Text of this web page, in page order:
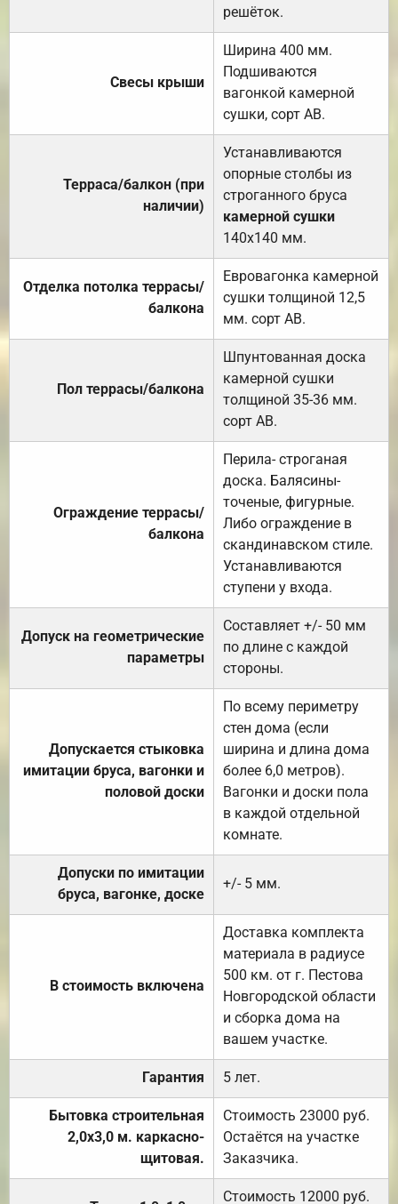
решёток.
Свесы крыши
Ширина 400 мм.
Подшиваются
вагонкой камерной
сушки, сорт АВ.
Терраса/балкон (при
наличии)
Устанавливаются
опорные столбы из
строганного бруса
камерной сушки
140х140 мм.
Отделка потолка террасы/
балкона
Евровагонка камерной
сушки толщиной 12,5
мм. сорт АВ.
Пол террасы/балкона
Шпунтованная доска
камерной сушки
толщиной 35-36 мм.
сорт АВ.
Ограждение террасы/
балкона
Перила- строганая
доска. Балясины-
точеные, фигурные.
Либо ограждение в
скандинавском стиле.
Устанавливаются
ступени у входа.
Допуск на геометрические
параметры
Составляет +/- 50 мм
по длине с каждой
стороны.
Допускается стыковка
имитации бруса, вагонки и
половой доски
По всему периметру
стен дома (если
ширина и длина дома
более 6,0 метров).
Вагонки и доски пола
в каждой отдельной
комнате.
Допуски по имитации
бруса, вагонке, доске
+/- 5 мм.
В стоимость включена
Доставка комплекта
материала в радиусе
500 км. от г. Пестова
Новгородской области
и сборка дома на
вашем участке.
Гарантия 5 лет.
Бытовка строительная
2,0х3,0 м. каркасно-
щитовая.
Стоимость 23000 руб.
Остаётся на участке
Заказчика.
Стоимость 12000 руб.